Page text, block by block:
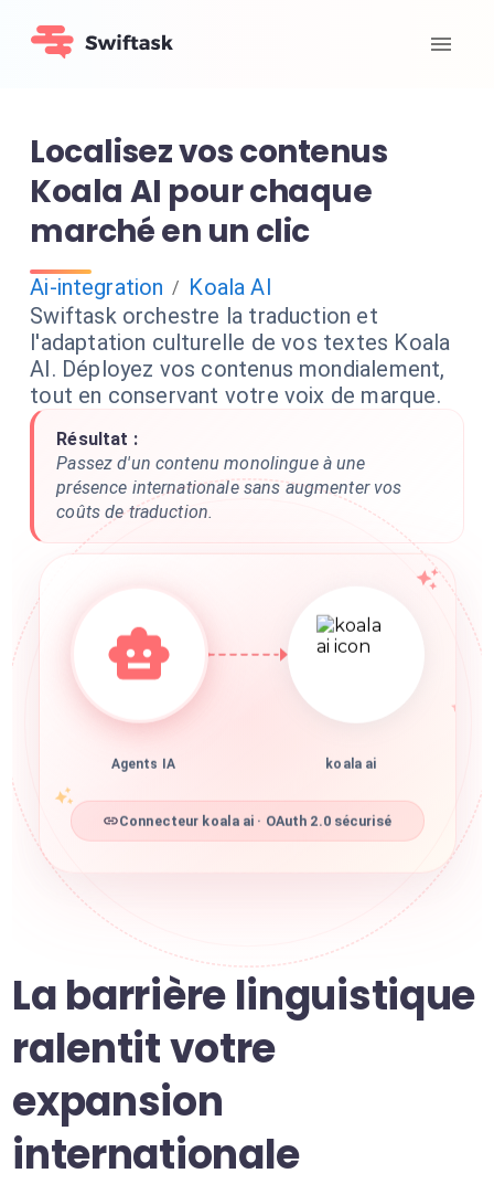
Localisez vos contenus
Koala AI pour chaque
marché en un clic
Ai-integration / Koala AI
Swiftask orchestre la traduction et
l'adaptation culturelle de vos textes Koala
AI. Déployez vos contenus mondialement,
tout en conservant votre voix de marque.
Résultat :
Passez d'un contenu monolingue à une
présence internationale sans augmenter vos
coûts de traduction.
Agents IA koala ai
Connecteur koala ai · OAuth 2.0 sécurisé
La barrière linguistique
ralentit votre
expansion
internationale